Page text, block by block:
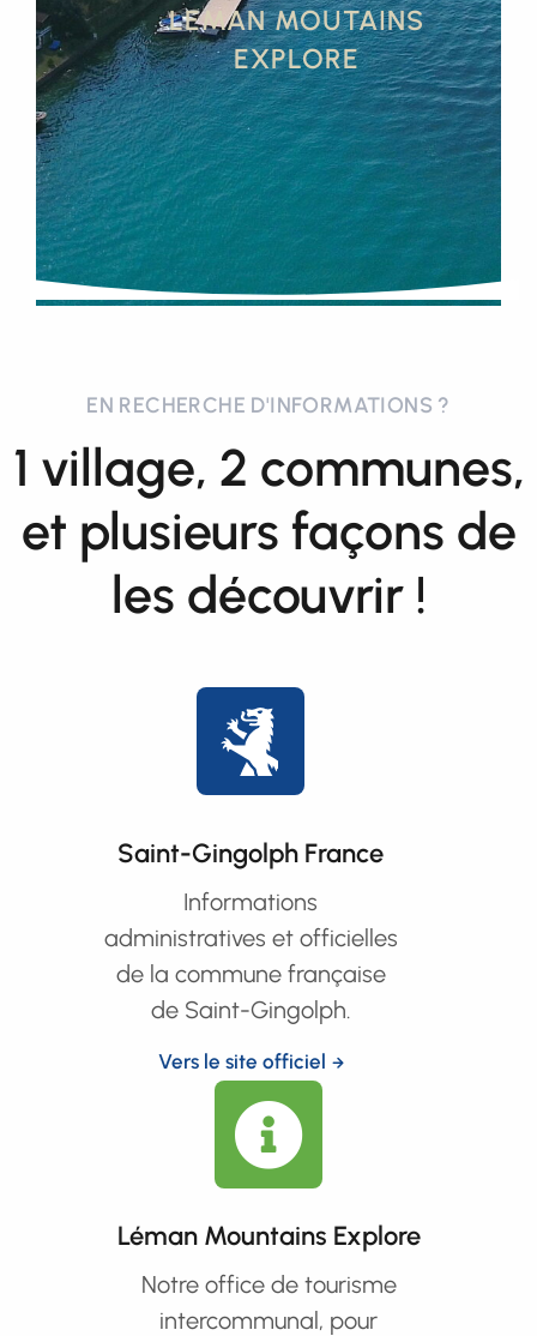
LEMAN MOUTAINS
EXPLORE
EN RECHERCHE D'INFORMATIONS ?
1 village, 2 communes,
et plusieurs façons de
les découvrir !
Saint-Gingolph France
Informations
administratives et officielles
de la commune française
de Saint-Gingolph.
Vers le site officiel
Léman Mountains Explore
Notre office de tourisme
intercommunal, pour